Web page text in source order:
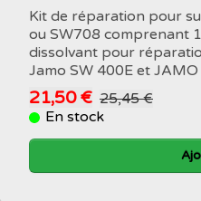
Kit de réparation pour
ou SW708 comprenant
dissolvant pour
Jamo SW 400E et
21,50 € 25,45 €
En stock